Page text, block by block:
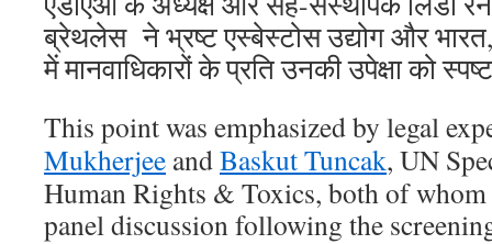
ब्रेथलेस ने भ्रष्ट एस्बेस्टोस उद्योग और
में मानवाधिकारों के प्रति उनकी उपेक्षा को
This point was emphasized by legal
Mukherjee andBaskut Tuncak, UN
Human Rights & Toxics, both of
panel discussion following the